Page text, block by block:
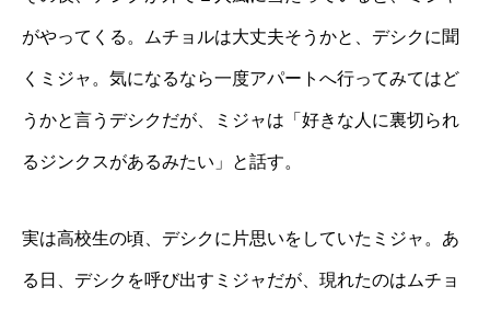
がやってくる。ムチョルは大丈夫そうかと、デシクに聞
くミジャ。気になるなら一度アパートへ行ってみてはど
うかと言うデシクだが、ミジャは「好きな人に裏切られ
るジンクスがあるみたい」と話す。
実は高校生の頃、デシクに片思いをしていたミジャ。あ
る日、デシクを呼び出すミジャだが、現れたのはムチョ